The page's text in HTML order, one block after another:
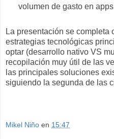
volumen de gasto en
La presentación se completa
estrategias tecnológicas
optar (desarrollo nativo VS
recopilación muy útil de las
las principales soluciones
siguiendo la segunda de las
Mikel Niño en 15:47